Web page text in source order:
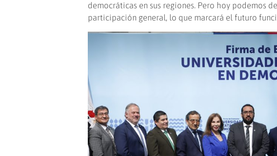
democráticas en sus regiones. Pero hoy podemos
participación general, lo que marcará el futuro